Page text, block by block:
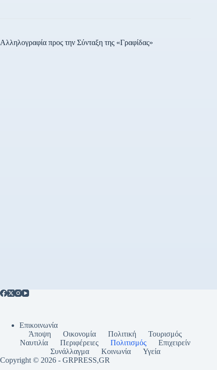
Αλληλογραφία προς την Σύνταξη της «Γραφίδας»
Επικοινωνία
Άποψη
Οικονομία Πολιτική
Τουρισμός
Ναυτιλία
Περιφέρειες Πολιτισμός
Επιχειρείν
Συνάλλαγμα
Κοινωνία
Υγεία
Copyright © 2026 - GRPRESS,GR